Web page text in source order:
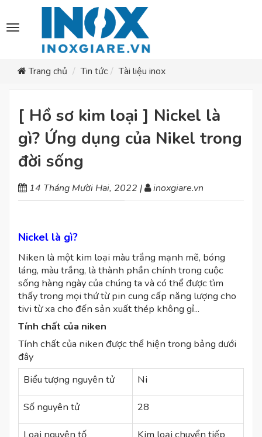
Toggle
navigation
Trang chủ
Tin tức Tài liệu inox
[ Hồ sơ kim loại ] Nickel là
gì? Ứng dụng của Nikel trong
đời sống
14 Tháng Mười Hai, 2022 | inoxgiare.vn
Nickel là gì?
Niken là một kim loại màu trắng mạnh mẽ, bóng
láng, màu trắng, là thành phần chính trong cuộc
sống hàng ngày của chúng ta và có thể được tìm
thấy trong mọi thứ từ pin cung cấp năng lượng cho
tivi từ xa cho đến sản xuất thép không gỉ...
Tính chất của niken
Tính chất của niken được thể hiện trong bảng dưới
đây
Biểu tượng nguyên tử
Ni
Số nguyên tử 28